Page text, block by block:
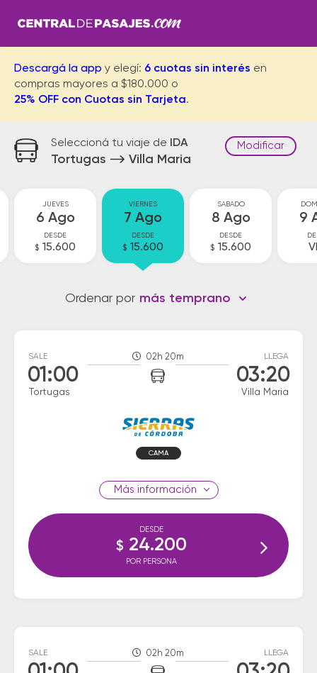
Descargá la app y elegí: 6 cuotas sin interés en
compras mayores a $180.000 o
25% OFF con Cuotas sin Tarjeta.
Seleccioná tu viaje de IDA
Tortugas Villa Maria
Modificar
JUEVES
6 Ago
DESDE
$ 15.600
VIERNES
7 Ago
DESDE
$ 15.600
SABADO
8 Ago
DESDE
$ 15.600
9
Ordenar por más temprano
SALE
01:00
Tortugas
02h 20m LLEGA
03:20
Villa Maria
CAMA
información
DESDE
$ 24.200
POR PERSONA
SALE 02h 20m LLEGA